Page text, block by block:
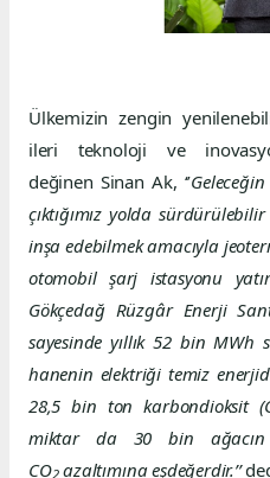
Ülkemizin zengin
ileri teknoloji ve
değinen Sinan Ak, ‘’
çıktığımız yolda
inşa edebilmek amacıyla
otomobil şarj istasyonu
Gökçedağ Rüzgâr Enerji
sayesinde yıllık 52 bin MWh
hanenin elektriği temiz
28,5 bin ton karbondioksit
miktar da 30 bin ağacın
CO2azaltımına eşdeğerdir.’’